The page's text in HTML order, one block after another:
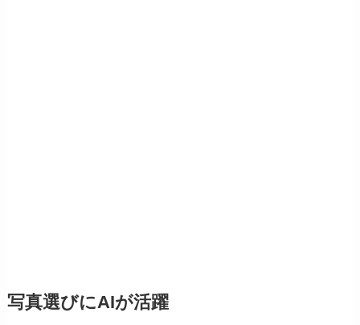
写真選びにAIが活躍